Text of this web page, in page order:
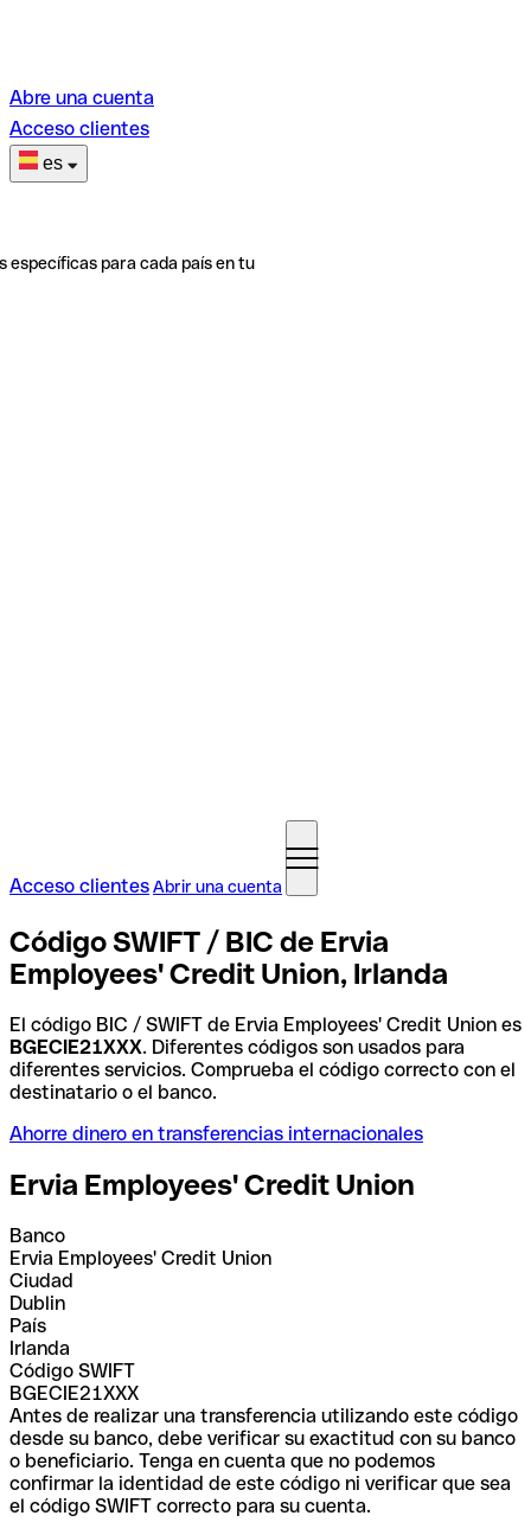
Abre una cuenta
Acceso clientes
es
específicas para cada país en tu
Acceso clientesAbrir una cuenta
Código SWIFT / BIC de Ervia
Employees' Credit Union, Irlanda
El código BIC / SWIFT de Ervia Employees' Credit Union es
BGECIE21XXX. Diferentes códigos son usados para
diferentes servicios. Comprueba el código correcto con el
destinatario o el banco.
Ahorre dinero en transferencias internacionales
Ervia Employees' Credit Union
Banco
Ervia Employees' Credit Union
Ciudad
Dublin
País
Irlanda
Código SWIFT
BGECIE21XXX
Antes de realizar una transferencia utilizando este código
desde su banco, debe verificar su exactitud con su banco
o beneficiario. Tenga en cuenta que no podemos
confirmar la identidad de este código ni verificar que sea
el código SWIFT correcto para su cuenta.